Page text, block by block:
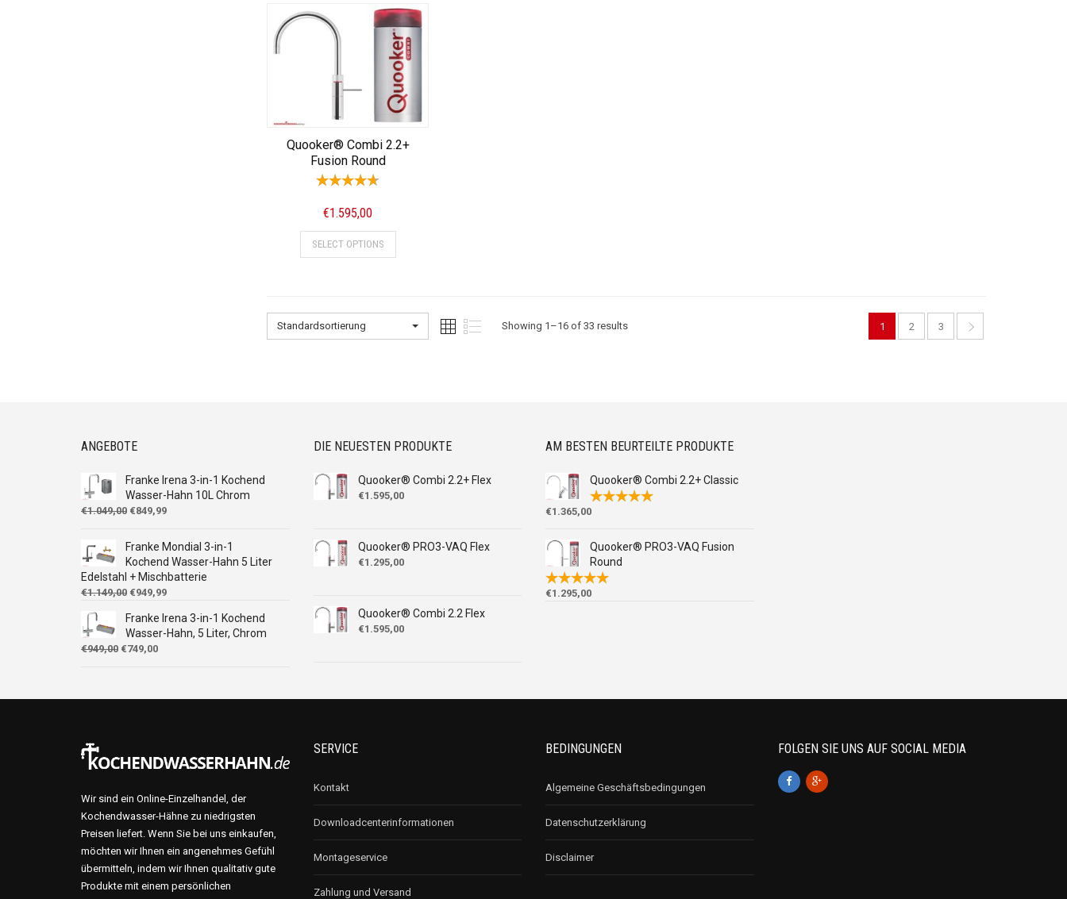
Quooker® Combi 2.2+
Fusion Round
€1.595,00
SELECT OPTIONS
Standardsortierung 1 2 3
Showing 1–16 of 33 results
ANGEBOTE
Franke Irena 3-in-1 Kochend
Wasser-Hahn 10L Chrom
€1.049,00 Ursprünglicher
war:
€1.049,00
€849,99Aktueller
ist:
€849,99.
Franke Mondial 3-in-1
Kochend Wasser-Hahn 5 Liter
Edelstahl + Mischbatterie
€1.149,00 Ursprünglicher
war:
€1.149,00
€949,99Aktueller
ist:
€949,99.
Franke Irena 3-in-1 Kochend
Wasser-Hahn, 5 Liter, Chrom
€949,00 Ursprünglicher
€749,00Aktueller
DIE NEUESTEN PRODUKTE
Quooker® Combi 2.2+ Flex
€1.595,00
Quooker® PRO3-VAQ Flex
€1.295,00
Quooker® Combi 2.2 Flex
€1.595,00
AM BESTEN BEURTEILTE PRODUKTE
Quooker® Combi 2.2+ Classic
€1.365,00
Quooker® PRO3-VAQ Fusion
Round
€1.295,00
Wir sind ein Online-Einzelhandel, der
Kochendwasser-Hähne zu niedrigsten
Preisen liefert. Wenn Sie bei uns einkaufen,
möchten wir Ihnen ein angenehmes Gefühl
übermitteln, indem wir Ihnen qualitativ gute
Produkte mit einem persönlichen
SERVICE
Kontakt
Downloadcenterinformationen
Montageservice
Zahlung und Versand
BEDINGUNGEN
Algemeine Geschäftsbedingungen
Datenschutzerklärung
Disclaimer
FOLGEN SIE UNS AUF SOCIAL MEDIA